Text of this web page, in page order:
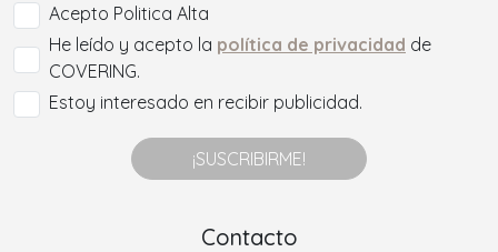
Acepto Politica Alta
He leído y acepto la política de privacidad de
COVERING.
Estoy interesado en recibir publicidad.
¡SUSCRIBIRME!
Contacto